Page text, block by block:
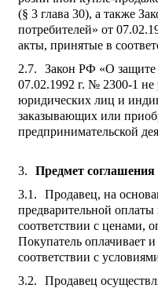
(§ 3 глава 30), а также
потребителей» от
акты, принятые в
Закон РФ «О защите
07.02.1992 г. № 2300-1 не
юридических лиц и
заказывающих или
предпринимательской
Предмет соглашения
Продавец, на
предварительной оплаты
соответствии с ценами,
Покупатель оплачивает
соответствии с
Продавец